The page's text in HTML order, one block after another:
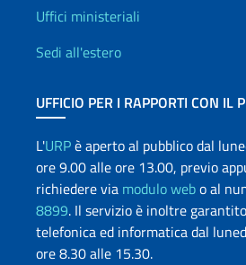
Uffici e Rete
Uffici ministeriali
Sedi all'estero
UFFICIO PER I RAPPORTI CON IL
L'URPè aperto al pubblico dal
ore 9.00 alle ore 13.00, previo
richiedere via modulo webo al
8899. Il servizio è inoltre
telefonica ed informatica dal
ore 8.30 alle 15.30.